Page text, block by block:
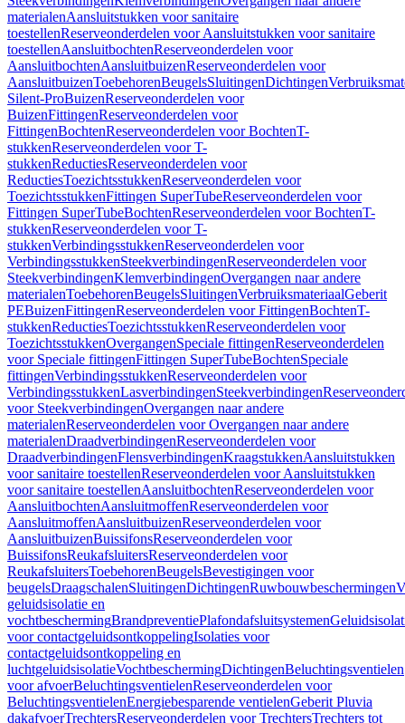
materialenAansluitstukken voor sanitaire
toestellenReserveonderdelen voor Aansluitstukken voor sanitaire
toestellenAansluitbochtenReserveonderdelen voor
AansluitbochtenAansluitbuizenReserveonderdelen voor
AansluitbuizenToebehorenBeugelsSluitingenDichtingen
Silent-ProBuizenReserveonderdelen voor
BuizenFittingenReserveonderdelen voor
FittingenBochtenReserveonderdelen voor BochtenT-
stukkenReserveonderdelen voor T-
stukkenReductiesReserveonderdelen voor
ReductiesToezichtsstukkenReserveonderdelen voor
ToezichtsstukkenFittingen SuperTubeReserveonderdelen voor
Fittingen SuperTubeBochtenReserveonderdelen voor BochtenT-
stukkenReserveonderdelen voor T-
stukkenVerbindingsstukkenReserveonderdelen voor
VerbindingsstukkenSteekverbindingenReserveonderdelen voor
SteekverbindingenKlemverbindingenOvergangen naar andere
materialenToebehorenBeugelsSluitingenVerbruiksmateriaalGeberit
PEBuizenFittingenReserveonderdelen voor FittingenBochtenT-
stukkenReductiesToezichtsstukkenReserveonderdelen voor
ToezichtsstukkenOvergangenSpeciale fittingenReserveonderdelen
voor Speciale fittingenFittingen SuperTubeBochtenSpeciale
fittingenVerbindingsstukkenReserveonderdelen voor
VerbindingsstukkenLasverbindingenSteekverbindingen
voor SteekverbindingenOvergangen naar andere
materialenReserveonderdelen voor Overgangen naar andere
materialenDraadverbindingenReserveonderdelen voor
DraadverbindingenFlensverbindingenKraagstukkenAansluitstukken
voor sanitaire toestellenReserveonderdelen voor Aansluitstukken
voor sanitaire toestellenAansluitbochtenReserveonderdelen voor
AansluitbochtenAansluitmoffenReserveonderdelen voor
AansluitmoffenAansluitbuizenReserveonderdelen voor
AansluitbuizenBuissifonsReserveonderdelen voor
BuissifonsReukafsluitersReserveonderdelen voor
ReukafsluitersToebehorenBeugelsBevestigingen voor
beugelsDraagschalenSluitingenDichtingenRuwbouwbeschermingen
geluidsisolatie en
vochtbeschermingBrandpreventiePlafondafsluitsystemen
voor contactgeluidsontkoppelingIsolaties voor
contactgeluidsontkoppeling en
luchtgeluidsisolatieVochtbeschermingDichtingenBeluchtingsventielen
voor afvoerBeluchtingsventielenReserveonderdelen voor
BeluchtingsventielenEnergiebesparende ventielenGeberit Pluvia
dakafvoerTrechtersReserveonderdelen voor TrechtersTrechters tot